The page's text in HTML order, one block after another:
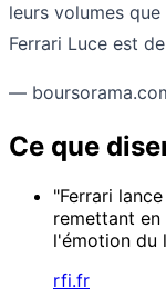
leurs volumes
Ferrari Luce est
—
Ce que
"Ferrari
remettant
l'émotion du
rfi.fr